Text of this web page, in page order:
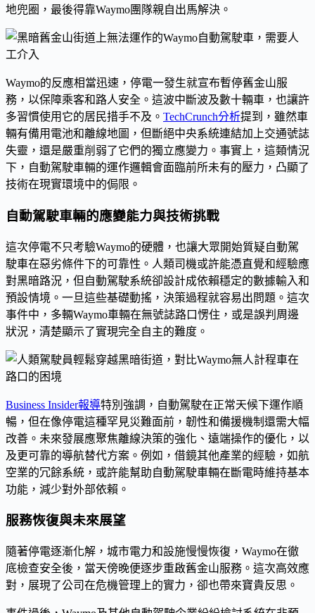
地兜圈，最後得靠Waymo團隊親自出馬解決。
Waymo的反應相當迅速，停電一發生就宣布暫停舊金山服
務，以保障乘客和路人安全。這波中斷波及數十輛車，也讓許
多習慣使用它的居民措手不及。 TechCrunch分析提到，雖然車
輛有備用電池和離線地圖，但斷絕中央系統連結加上交通號誌
失靈，還是嚴重削弱了它們的獨立應變力。事實上，這類情況
下，自動駕駛車輛的運作邏輯會面臨前所未有的壓力，凸顯了
技術在現實環境中的侷限。
自動駕駛車輛的應變能力與技術挑戰
這次停電不只考驗Waymo的硬體，也讓大眾開始質疑自動駕
駛車在惡劣條件下的可靠性。人類司機或許能憑直覺和經驗應
對黑暗路況，但自動駕駛系統卻設計成依賴穩定的數據輸入和
預設情境。一旦這些基礎動搖，決策過程就容易出問題。這次
事件中，多輛Waymo車輛在無號誌路口愣住，或是誤判周邊
狀況，清楚顯示了實現完全自主的難度。
Business Insider報導特別強調，自動駕駛在正常天候下運作順
暢，但在像停電這種罕見災難面前，韌性和備援機制還需大幅
改善。未來發展應聚焦離線決策的強化、遠端操作的優化，以
及更可靠的導航替代方案。例如，借鏡其他產業的經驗，如航
空業的冗餘系統，或許能幫助自動駕駛車輛在斷電時維持基本
功能，減少對外部依賴。
服務恢復與未來展望
隨著停電逐漸化解，城市電力和設施慢慢恢復，Waymo在徹
底檢查安全後，當天傍晚便逐步重啟舊金山服務。這次高效應
對，展現了公司在危機管理上的實力，卻也帶來寶貴反思。